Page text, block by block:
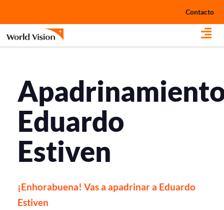
Contacto
Eduardo
Estiven
¡Enhorabuena! Vas a apadrinar a Eduardo
Estiven